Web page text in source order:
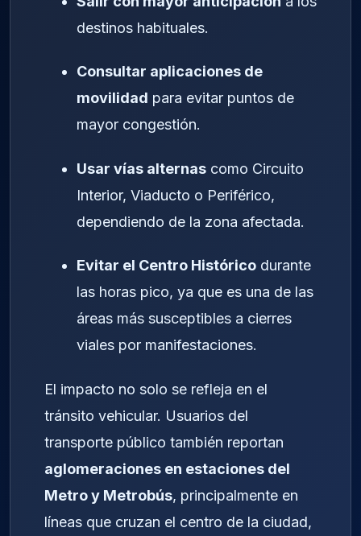
destinos habituales.
Consultar aplicaciones de
movilidad para evitar puntos de
mayor congestión.
Usar vías alternas como Circuito
Interior, Viaducto o Periférico,
dependiendo de la zona afectada.
Evitar el Centro Histórico durante
las horas pico, ya que es una de las
áreas más susceptibles a cierres
viales por manifestaciones.
El impacto no solo se refleja en el
tránsito vehicular. Usuarios del
transporte público también reportan
aglomeraciones en estaciones del
Metro y Metrobús, principalmente en
líneas que cruzan el centro de la ciudad,